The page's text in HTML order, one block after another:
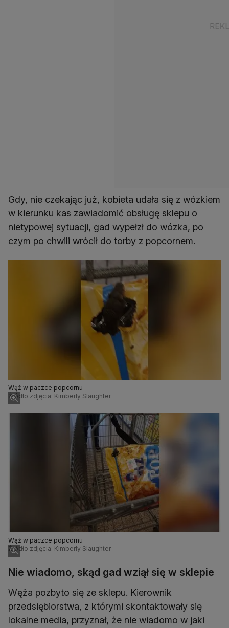
Gdy, nie czekając już, kobieta udała się z wózkiem
w kierunku kas zawiadomić obsługę sklepu o
nietypowej sytuacji, gad wypełzł do wózka, po
czym po chwili wrócił do torby z popcornem.
Wąż w paczce popcornu
Źródło zdjęcia: Kimberly Slaughter
Wąż w paczce popcornu
Źródło zdjęcia: Kimberly Slaughter
Nie wiadomo, skąd gad wziął się w sklepie
Węża pozbyto się ze sklepu. Kierownik
przedsiębiorstwa, z którymi skontaktowały się
lokalne media, przyznał, że nie wiadomo w jaki